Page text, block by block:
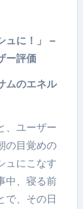
ュに！」 –
ー評価
ムのエネル
、ユーザー
の目覚めの
ュにこなす
中、寝る前
で、その日